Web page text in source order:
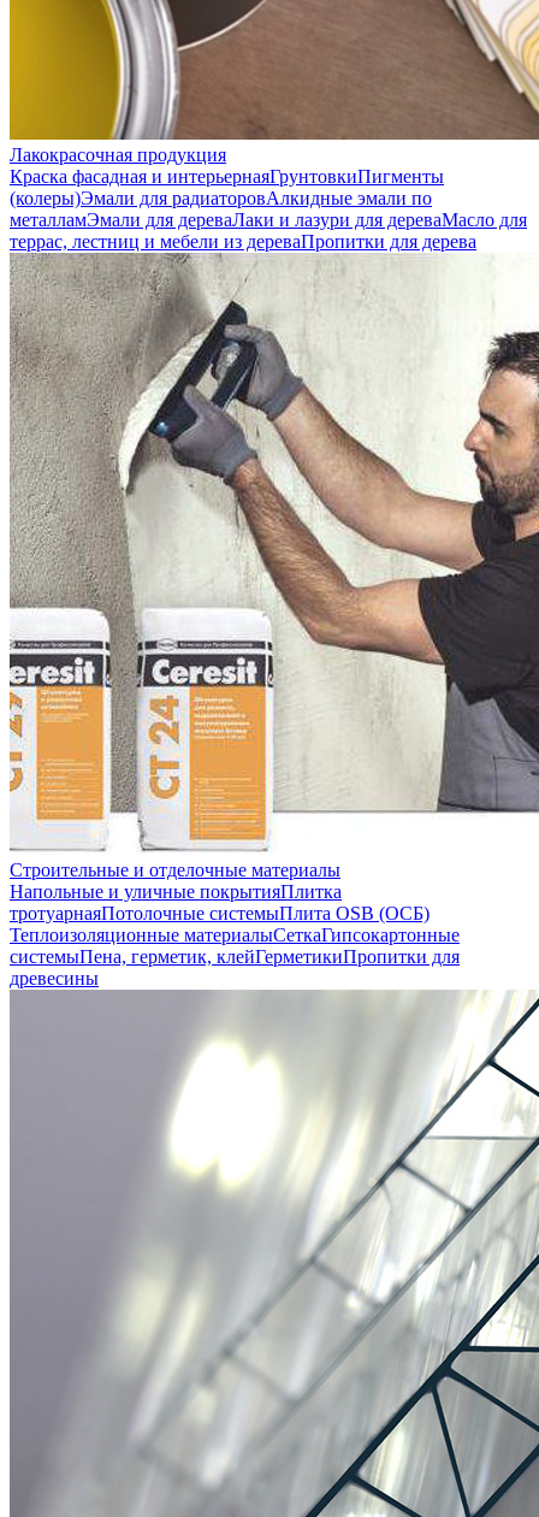
Лакокрасочная продукция
Краска фасадная и интерьернаяГрунтовкиПигменты
(колеры)Эмали для радиаторовАлкидные эмали по
металламЭмали для дереваЛаки и лазури для дереваМасло для
террас, лестниц и мебели из дереваПропитки для дерева
Строительные и отделочные материалы
Напольные и уличные покрытияПлитка
тротуарнаяПотолочные системыПлита OSB (ОСБ)
Теплоизоляционные материалыСеткаГипсокартонные
системыПена, герметик, клейГерметикиПропитки для
древесины